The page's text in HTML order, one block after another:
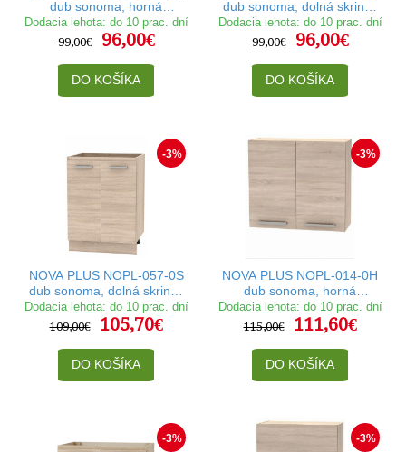
dub sonoma, horná
skrinka v šírke 60 cm
Dodacia lehota: do 10 prac. dní
99,00€
96,00€
DO KOŠÍKA
dub sonoma, dolná skrinka
v šírke 45 cm
Dodacia lehota: do 10 prac. dní
99,00€
96,00€
DO KOŠÍKA
-3%
NOVA PLUS NOPL-057-0S
dub sonoma, dolná skrinka
v šírke 60 cm
Dodacia lehota: do 10 prac. dní
109,00€
105,70€
DO KOŠÍKA
-3%
NOVA PLUS NOPL-014-0H
dub sonoma, horná
skrinka v šírke 80 cm
Dodacia lehota: do 10 prac. dní
115,00€
111,60€
DO KOŠÍKA
-3% -3%